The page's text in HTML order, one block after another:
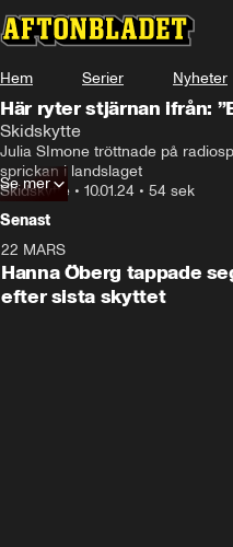
Hem Serier Nyheter
Här ryter stjärnan ifrån:
Skidskytte
Julia SImone tröttnade på
sprickan i landslaget
Skidskytte • 10.01.24 • 54 sek
Se mer
Senast
22 MARS
Hanna Öberg tappade
efter sista skyttet